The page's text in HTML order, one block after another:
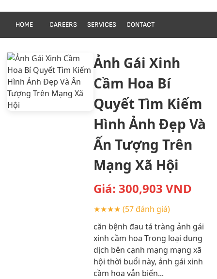
HOME CAREERS SERVICES CONTACT
Ảnh Gái Xinh
Cầm Hoa Bí
Quyết Tìm Kiếm
Hình Ảnh Đẹp Và
Ấn Tượng Trên
Mạng Xã Hội
Giá: 300,903 VND
★★★★ (57 đánh giá)
căn bệnh đau tá tràng ảnh gái
xinh cầm hoa Trong loại dung
dịch bên cạnh mạng mạng xã
hội thời buổi này, ảnh gái xinh
cầm hoa vẫn biến...